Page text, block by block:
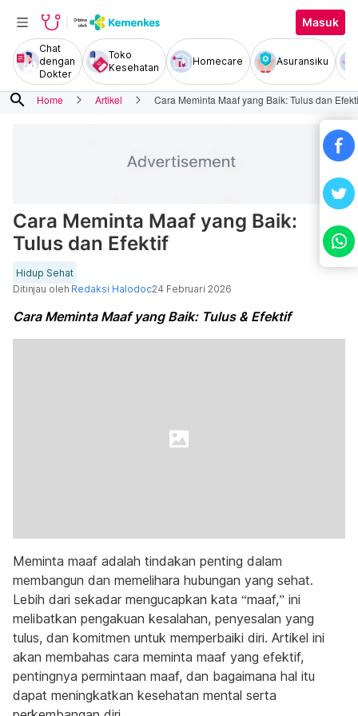
Masuk
Chat
dengan
Dokter
Toko
Kesehatan
Homecare Asuransiku
search Home Artikel Cara Meminta Maaf yang Baik: Tulus dan
Cara Meminta Maaf yang Baik:
Tulus dan Efektif
Hidup Sehat
Ditinjau oleh Redaksi Halodoc24 Februari 2026
Cara Meminta Maaf yang Baik: Tulus & Efektif
Meminta maaf adalah tindakan penting dalam
membangun dan memelihara hubungan yang sehat.
Lebih dari sekadar mengucapkan kata “maaf,” ini
melibatkan pengakuan kesalahan, penyesalan yang
tulus, dan komitmen untuk memperbaiki diri. Artikel ini
akan membahas cara meminta maaf yang efektif,
pentingnya permintaan maaf, dan bagaimana hal itu
dapat meningkatkan kesehatan mental serta